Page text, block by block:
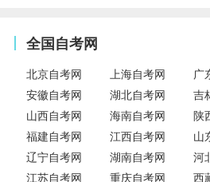
全国自考网
北京自考网 上海自考网 广
安徽自考网
湖北自考网 吉
山西自考网
海南自考网 陕
福建自考网
江西自考网 山
辽宁自考网
湖南自考网 河
江苏自考网
重庆自考网 西